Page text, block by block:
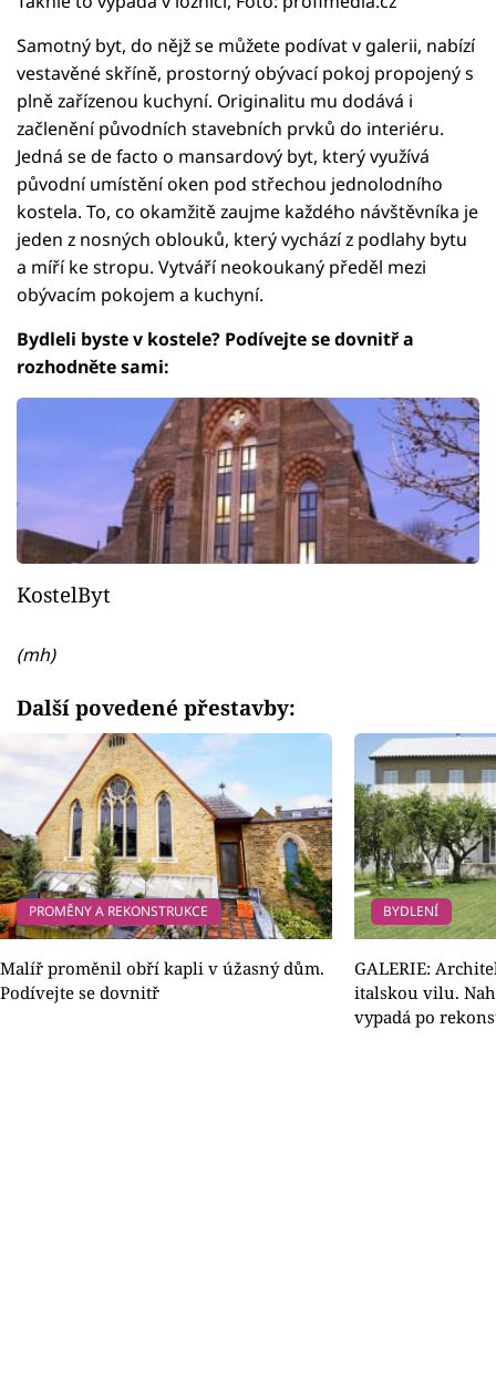
Samotný byt, do nějž se můžete podívat v galerii, nabízí
vestavěné skříně, prostorný obývací pokoj propojený s
plně zařízenou kuchyní. Originalitu mu dodává i
začlenění původních stavebních prvků do interiéru.
Jedná se de facto o mansardový byt, který využívá
původní umístění oken pod střechou jednolodního
kostela. To, co okamžitě zaujme každého návštěvníka je
jeden z nosných oblouků, který vychází z podlahy bytu
a míří ke stropu. Vytváří neokoukaný předěl mezi
obývacím pokojem a kuchyní.
Bydleli byste v kostele? Podívejte se dovnitř a
rozhodněte sami:
KostelByt
(mh)
Další povedené přestavby:
PROMĚNY A REKONSTRUKCE
Malíř proměnil obří kapli v úžasný dům.
Podívejte se dovnitř
BYDLENÍ
GALERIE:
italskou vilu.
vypadá po